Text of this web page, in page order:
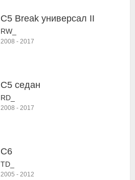
C5 Break универсал II
RW_
2008 - 2017
C5 седан
RD_
2008 - 2017
C6
TD_
2005 - 2012